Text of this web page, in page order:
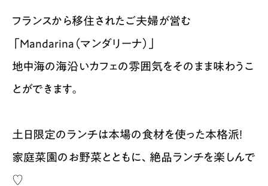
フランスから移住されたご夫婦が営む
「Mandarina（マンダリーナ）」
地中海の海沿いカフェの雰囲気をそのまま味わうこ
とができます。
土日限定のランチは本場の食材を使った本格派！
家庭菜園のお野菜とともに、絶品ランチを楽しんで
♡